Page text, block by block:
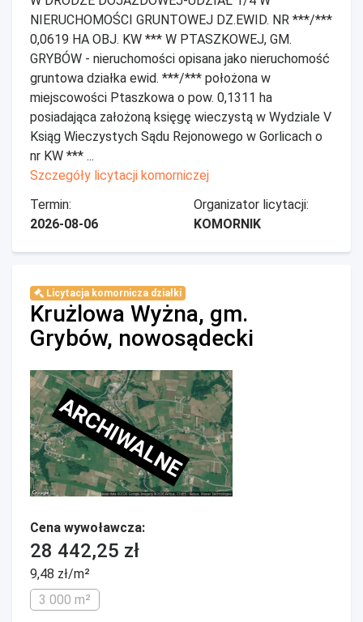
NIERUCHOMOŚCI GRUNTOWEJ DZ.EWID. NR ***/***
0,0619 HA OBJ. KW *** W PTASZKOWEJ, GM.
GRYBÓW - nieruchomości opisana jako nieruchomość
gruntowa działka ewid. ***/*** położona w
miejscowości Ptaszkowa o pow. 0,1311 ha
posiadająca założoną księgę wieczystą w Wydziale V
Ksiąg Wieczystych Sądu Rejonowego w Gorlicach o
nr KW *** ...
Szczegóły licytacji komorniczej
Termin:
2026-08-06
Organizator licytacji:
KOMORNIK
Licytacja komornicza działki
Krużlowa Wyżna, gm.
Grybów, nowosądecki
ARCHIWALNE
Cena wywoławcza:
28 442,25 zł
9,48 zł/m²
3 000 m²